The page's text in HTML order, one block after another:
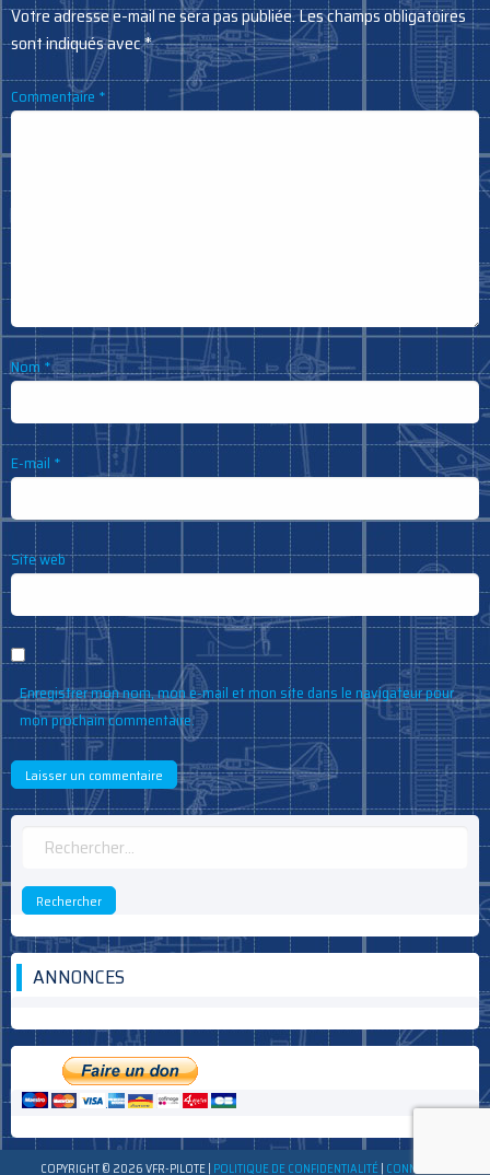
Votre adresse e-mail ne sera pas publiée.Les champs obligatoires
sont indiqués avec*
Commentaire *
Nom *
E-mail *
Site web
Enregistrer mon nom, mon e-mail et mon site dans le navigateur pour
mon prochain commentaire.
Rechercher :
ANNONCES
COPYRIGHT © 2026 VFR-PILOTE| POLITIQUE DE CONFIDENTIALITÉ| CONNEXION